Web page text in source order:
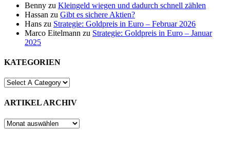
Benny zu Kleingeld wiegen und dadurch schnell zählen
Hassan zu Gibt es sichere Aktien?
Hans zu Strategie: Goldpreis in Euro – Februar 2026
Marco Eitelmann zu Strategie: Goldpreis in Euro – Januar
2025
KATEGORIEN
ARTIKEL ARCHIV
ARTIKEL